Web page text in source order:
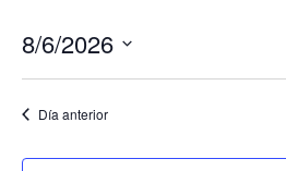
8/6/2026
Día anterior